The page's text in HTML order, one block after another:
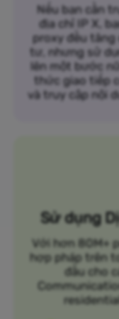
Nếu bạn cần
địa chỉ IP X,
proxy đều tăng
tư, nhưng sử
lên một bước
thức giao tiếp
và truy cập nội
Sử dụng
Với hơn 80M+
hợp pháp trên
đầu cho